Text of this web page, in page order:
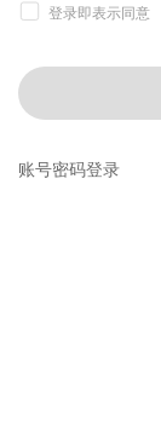
登录即表示同意
账号密码登录